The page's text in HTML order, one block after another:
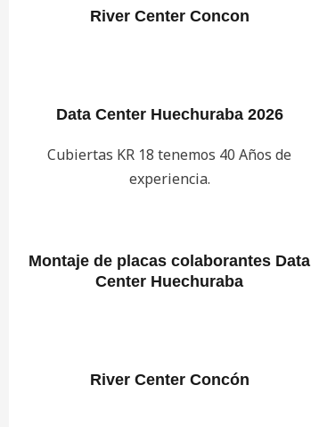
River Center Concon
Data Center Huechuraba 2026
Cubiertas KR 18 tenemos 40 Años de
experiencia.
Montaje de placas colaborantes Data
Center Huechuraba
River Center Concón